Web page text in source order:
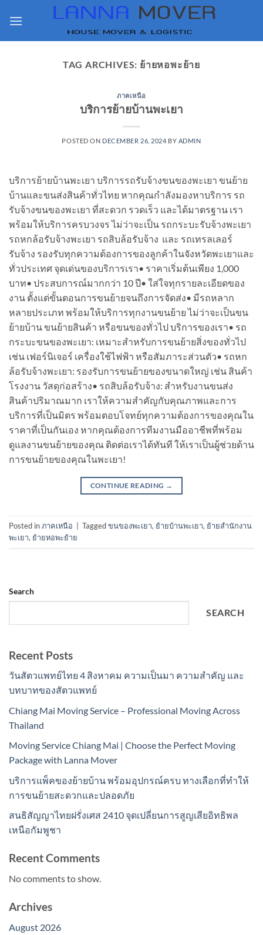
TAG ARCHIVES: ย้ายหอพะย้าย
ภาคเหนือ
บริการย้ายบ้านพะเยา
POSTED ON DECEMBER 26, 2024 BY ADMIN
บริการย้ายบ้านพะเยา บริการรถรับจ้างขนของพะเยา ขนย้าย
บ้านและขนส่งสินค้าทั่วไทย หากคุณกำลังมองหาบริการ รถ
รับจ้างขนของพะเยา ที่สะดวก รวดเร็ว และได้มาตรฐาน เรา
พร้อมให้บริการครบวงจร ไม่ว่าจะเป็น รถกระบะรับจ้างพะเยา
รถหกล้อรับจ้างพะเยา รถสิบล้อรับจ้าง และ รถเทรลเลอร์
รับจ้าง รองรับทุกความต้องการของลูกค้าในจังหวัดพะเยาและ
ทั่วประเทศ จุดเด่นของบริการเรา• ราคาเริ่มต้นเพียง 1,000
บาท• ประสบการณ์มากกว่า 10 ปี• ใส่ใจทุกรายละเอียดของ
งาน ตั้งแต่ขั้นตอนการขนย้ายจนถึงการจัดส่ง• มีรถหลาก
หลายประเภท พร้อมให้บริการทุกงานขนย้าย ไม่ว่าจะเป็นขน
ย้ายบ้าน ขนย้ายสินค้า หรือขนของทั่วไป บริการของเรา• รถ
กระบะขนของพะเยา: เหมาะสำหรับการขนย้ายสิ่งของทั่วไป
เช่น เฟอร์นิเจอร์ เครื่องใช้ไฟฟ้า หรือสัมภาระส่วนตัว• รถหก
ล้อรับจ้างพะเยา: รองรับการขนย้ายของขนาดใหญ่ เช่น สินค้า
โรงงาน วัสดุก่อสร้าง• รถสิบล้อรับจ้าง: สำหรับงานขนส่ง
สินค้าปริมาณมาก เราให้ความสำคัญกับคุณภาพและการ
บริการที่เป็นมิตร พร้อมตอบโจทย์ทุกความต้องการของคุณใน
ราคาที่เป็นกันเอง หากคุณต้องการทีมงานมืออาชีพที่พร้อม
ดูแลงานขนย้ายของคุณ ติดต่อเราได้ทันที ให้เราเป็นผู้ช่วยด้าน
การขนย้ายของคุณในพะเยา!
CONTINUE READING →
Posted inภาคเหนือ Taggedขนของพะเยา, ย้ายบ้านพะเยา, ย้ายสำนักงาน
พะเยา, ย้ายหอพะย้าย
Search
SEARCH
Recent Posts
วันสัตวแพทย์ไทย 4 สิงหาคม ความเป็นมา ความสำคัญ และ
บทบาทของสัตวแพทย์
Chiang Mai Moving Service – Professional Moving Across
Thailand
Moving Service Chiang Mai | Choose the Perfect Moving
Package with Lanna Mover
บริการแพ็คของย้ายบ้าน พร้อมอุปกรณ์ครบ ทางเลือกที่ทำให้
การขนย้ายสะดวกและปลอดภัย
สนธิสัญญาไทยฝรั่งเศส 2410 จุดเปลี่ยนการสูญเสียอิทธิพล
เหนือกัมพูชา
Recent Comments
No comments to show.
Archives
August 2026